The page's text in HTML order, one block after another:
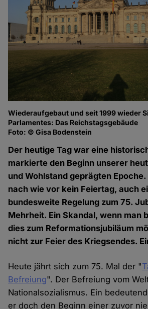
Wiederaufgebaut und seit 1999 wieder
Parlamentes: Das Reichstagsgebäude
Foto: © Gisa Bodenstein
Der heutige Tag war eine
markierte den Beginn unserer
und Wohlstand geprägten
nach wie vor kein Feiertag, auch
bundesweite Regelung zum 75.
Mehrheit. Ein Skandal, wenn man
dies zum Reformationsjubiläum
nicht zur Feier des Kriegsendes.
Heute jährt sich zum 75. Mal der "
Befreiung". Der Befreiung vom
Nationalsozialismus. Ein
er doch den Beginn einer zuvor